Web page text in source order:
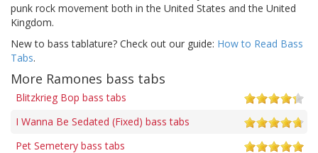
punk rock movement both in the United States and the United
Kingdom.
New to bass tablature? Check out our guide: How to Read Bass
Tabs.
More Ramones bass tabs
Blitzkrieg Bop bass tabs
I Wanna Be Sedated (Fixed) bass tabs
Pet Semetery bass tabs